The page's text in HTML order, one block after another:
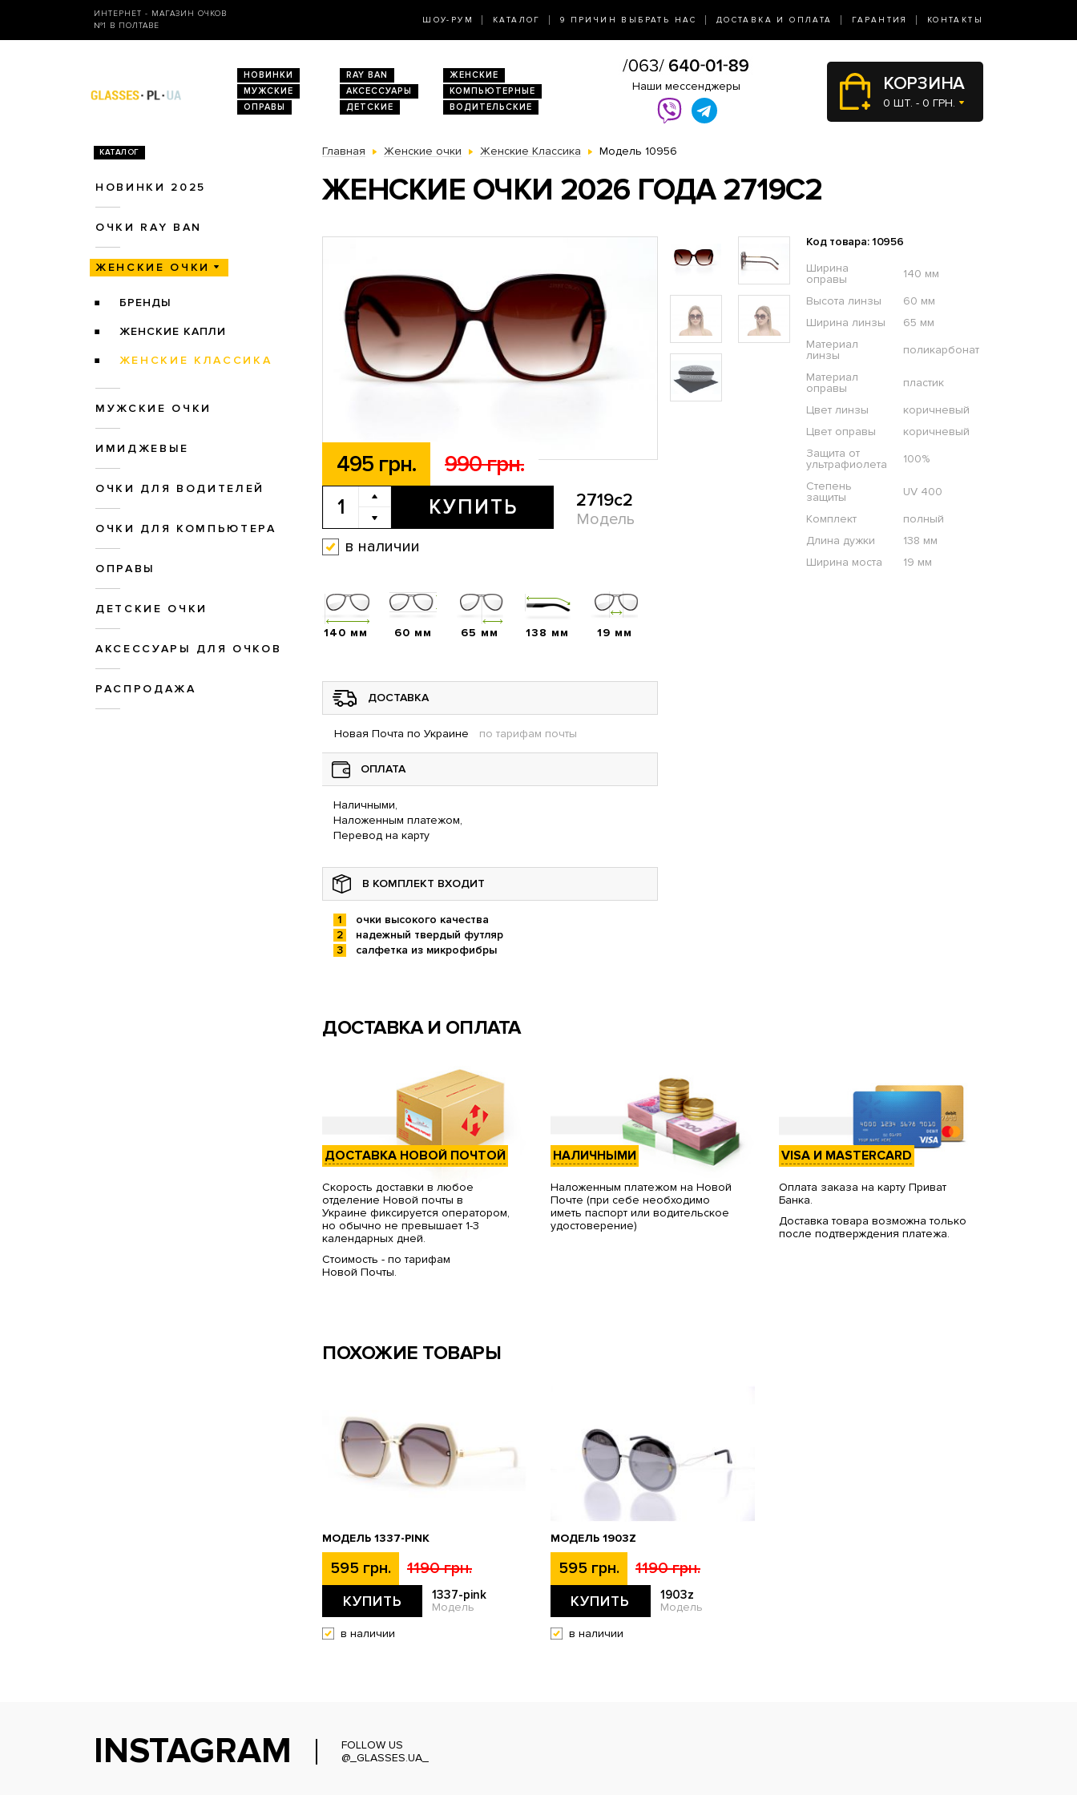
ИНТЕРНЕТ - МАГАЗИН ОЧКОВ
№1 В ПОЛТАВЕ
ШОУ-РУМ КАТАЛОГ 9 ПРИЧИН ВЫБРАТЬ НАС ДОСТАВКА И ОПЛАТА ГАРАНТИЯ КОНТАКТЫ
НОВИНКИ RAY BAN
ЖЕНСКИЕ
МУЖСКИЕ
АКСЕССУАРЫ
КОМПЬЮТЕРНЫЕ
ОПРАВЫ
ДЕТСКИЕ ВОДИТЕЛЬСКИЕ
Наши мессенджеры КОРЗИНА
0 ШТ. - 0 ГРН.
КАТАЛОГ
НОВИНКИ 2025
ОЧКИ RAY BAN
ЖЕНСКИЕ ОЧКИ
БРЕНДЫ
ЖЕНСКИЕ КАПЛИ
ЖЕНСКИЕ КЛАССИКА
МУЖСКИЕ ОЧКИ
ИМИДЖЕВЫЕ
ОЧКИ ДЛЯ ВОДИТЕЛЕЙ
ОЧКИ ДЛЯ КОМПЬЮТЕРА
ОПРАВЫ
ДЕТСКИЕ ОЧКИ
АКСЕССУАРЫ ДЛЯ ОЧКОВ
РАСПРОДАЖА
Главная Женские очки Женские Классика Модель 10956
ЖЕНСКИЕ ОЧКИ 2026 ГОДА 2719C2
495 грн. 990 грн.
КУПИТЬ 2719c2
Модель
в наличии
Код товара: 10956
Ширина
оправы
140 мм
Высота линзы
60 мм
Ширина линзы
65 мм
Материал
линзы
поликарбонат
Материал
оправы
пластик
Цвет линзы
коричневый
Цвет оправы
коричневый
Защита от
ультрафиолета
100%
Степень
защиты
UV 400
Комплект
полный
Длина дужки
138 мм
Ширина моста
19 мм
140 мм 60 мм 65 мм 138 мм 19 мм
ДОСТАВКА
Новая Почта по Украине по тарифам почты
ОПЛАТА
Наличными,
Наложенным платежом,
Перевод на карту
В КОМПЛЕКТ ВХОДИТ
очки высокого качества
надежный твердый футляр
салфетка из микрофибры
ДОСТАВКА И ОПЛАТА
ДОСТАВКА НОВОЙ ПОЧТОЙ
Скорость доставки в любое
отделение Новой почты в
Украине фиксируется оператором,
но обычно не превышает 1-3
календарных дней.
Стоимость - по тарифам
Новой Почты.
НАЛИЧНЫМИ
Наложенным платежом на Новой
Почте (при себе необходимо
иметь паспорт или водительское
удостоверение)
VISA И MASTERCARD
Оплата заказа на карту Приват
Банка.
Доставка товара возможна только
после подтверждения платежа.
ПОХОЖИЕ ТОВАРЫ
МОДЕЛЬ 1337-PINK
595 грн. 1190 грн.
КУПИТЬ 1337-pink
Модель
в наличии
МОДЕЛЬ 1903Z
595 грн. 1190 грн.
КУПИТЬ 1903z
Модель
в наличии
INSTAGRAM
FOLLOW US
@_GLASSES.UA_